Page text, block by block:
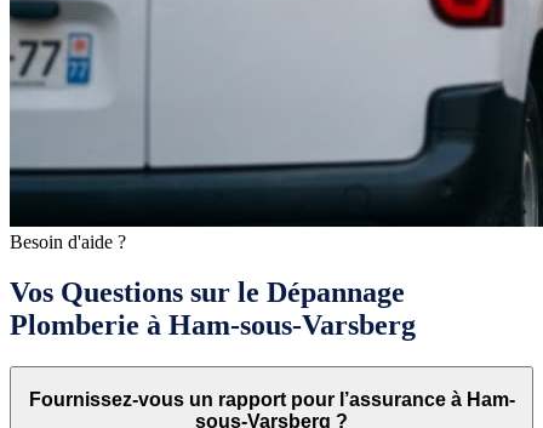
Besoin d'aide ?
Vos Questions sur le Dépannage
Plomberie à Ham-sous-Varsberg
Fournissez-vous un rapport pour l’assurance à Ham-
sous-Varsberg ?